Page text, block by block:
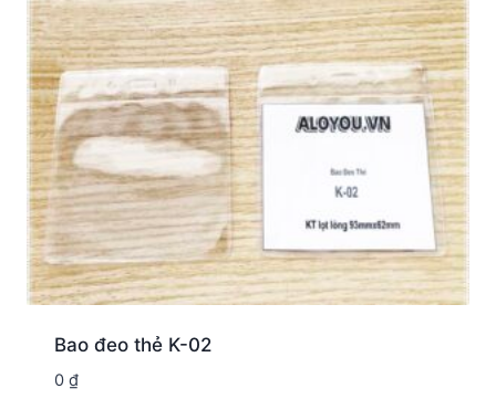
Bao đeo thẻ K-02
0 ₫